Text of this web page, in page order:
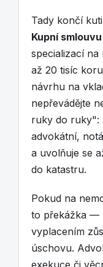
Tady končí
Kupní
specializací
až 20 tisíc
návrhu na
nepřevádějte
ruky do ruky":
advokátní,
a uvolňuje se
do katastru.
Pokud na
to překážka —
vyplacením
úschovu.